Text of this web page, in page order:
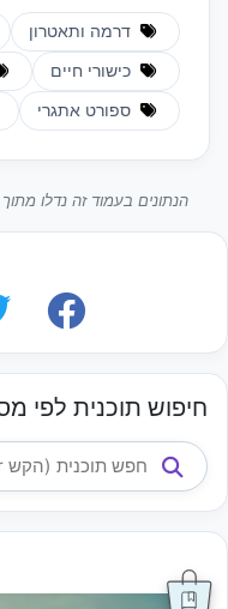
דרמה ותאטרון
כישורי חיים
ספורט אתגרי
הנתונים בעמוד זה נדלו
חיפוש תוכנית לפי